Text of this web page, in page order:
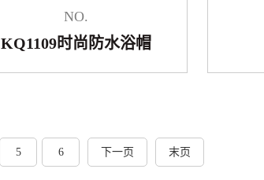
NO.
KQ1109时尚防水浴帽
5 6 下一页 末页